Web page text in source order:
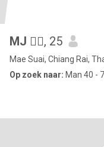
MJ 🧚‍♀️, 25
Mae Suai, Chiang Rai,
Op zoek naar: Man 40 -